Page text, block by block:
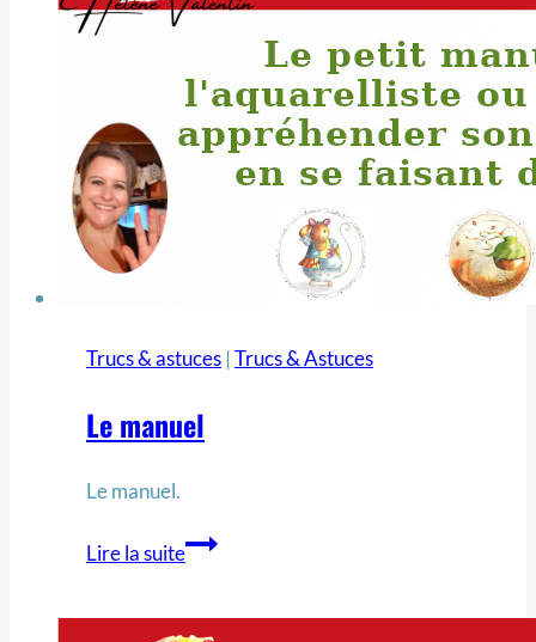
Trucs & astuces | Trucs & Astuces
Le manuel
Le manuel.
Lire la suite